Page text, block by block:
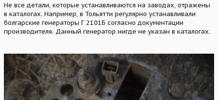
Не все детали, которые устанавливаются на заводах, отражены
в каталогах. Например, в Тольятти регулярно устанавливали
болгарские генераторы Г 2101Б согласно документации
производителя. Данный генератор нигде не указан в каталогах.